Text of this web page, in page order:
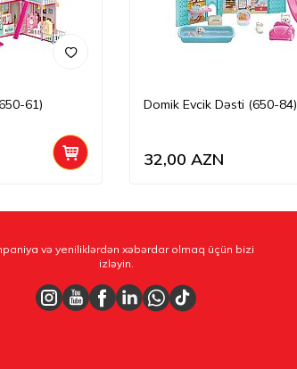
61) Domik Evcik Dəsti (650-84)
32,00 AZN
və yeniliklərdən xəbərdar olmaq üçün bizi
izləyin.